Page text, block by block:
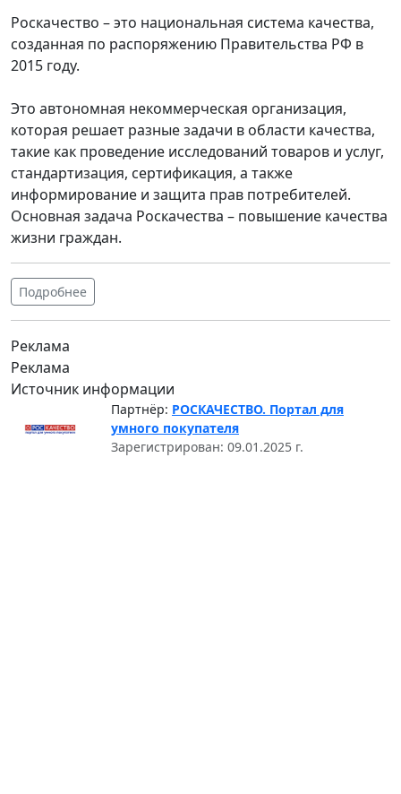
Роскачество – это национальная система качества,
созданная по распоряжению Правительства РФ в
2015 году.
Это автономная некоммерческая организация,
которая решает разные задачи в области качества,
такие как проведение исследований товаров и услуг,
стандартизация, сертификация, а также
информирование и защита прав потребителей.
Основная задача Роскачества – повышение качества
жизни граждан.
Подробнее
Реклама
Реклама
Источник информации
Партнёр: РОСКАЧЕСТВО. Портал для
умного покупателя
Зарегистрирован: 09.01.2025 г.